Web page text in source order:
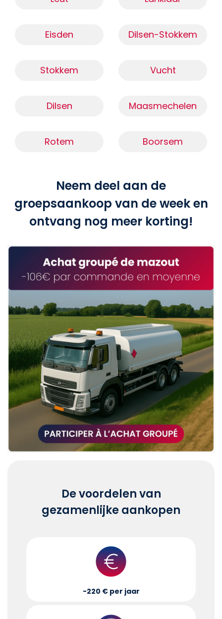
Eisden Dilsen-Stokkem
Stokkem Vucht
Dilsen Maasmechelen
Rotem Boorsem
Neem deel aan de
groepsaankoop van de week en
ontvang nog meer korting!
De voordelen van
gezamenlijke aankopen
-220 € per jaar